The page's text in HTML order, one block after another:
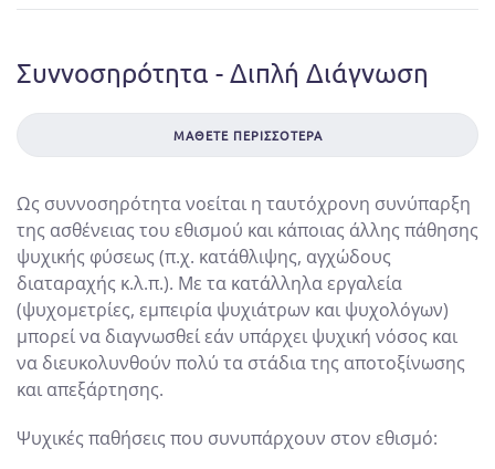
Συννοσηρότητα - Διπλή Διάγνωση
ΜΆΘΕΤΕ ΠΕΡΙΣΣΌΤΕΡΑ
Ως συννοσηρότητα νοείται η ταυτόχρονη συνύπαρξη
της ασθένειας του εθισμού και κάποιας άλλης πάθησης
ψυχικής φύσεως (π.χ. κατάθλιψης, αγχώδους
διαταραχής κ.λ.π.). Με τα κατάλληλα εργαλεία
(ψυχομετρίες, εμπειρία ψυχιάτρων και ψυχολόγων)
μπορεί να διαγνωσθεί εάν υπάρχει ψυχική νόσος και
να διευκολυνθούν πολύ τα στάδια της αποτοξίνωσης
και απεξάρτησης.
Ψυχικές παθήσεις που συνυπάρχουν στον εθισμό: